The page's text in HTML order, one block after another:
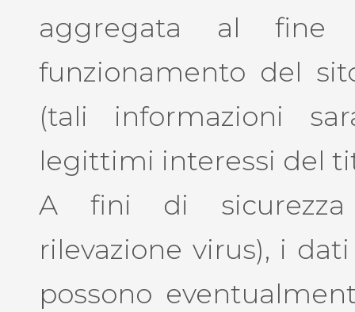
aggregata al
funzionamento del
(tali informazioni
legittimi interessi del
A fini di sicurezza
rilevazione virus), i
possono